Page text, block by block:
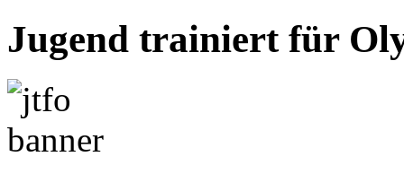
Jugend trainiert für